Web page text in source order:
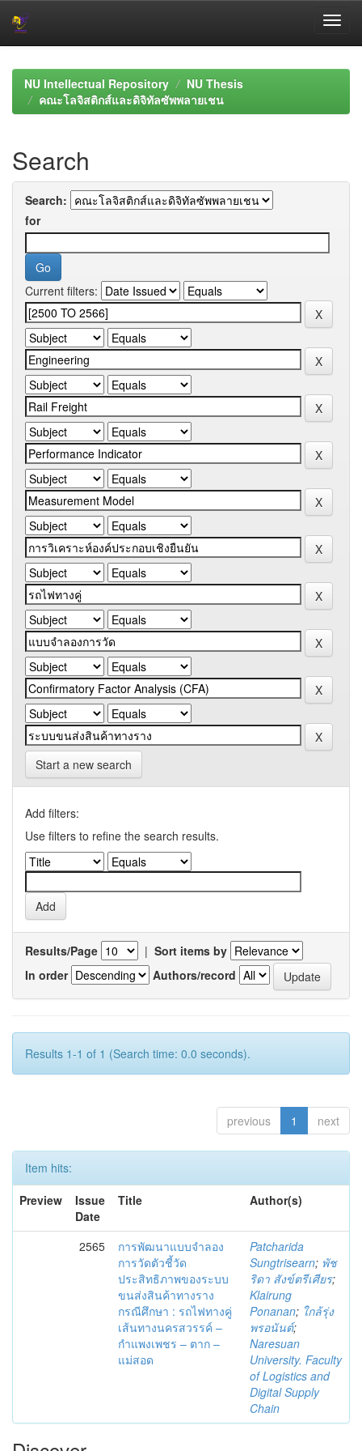
navigationNU Intellectual Repository
NU Thesis
คณะโลจิสติกส์และดิจิทัลซัพพลายเชน
Search
Search:
for
Current filters:
Start a new search
Add filters:
Use filters to refine the search results.
Results/Page | Sort items by
In order
Authors/record
Results 1-1 of 1 (Search time: 0.0 seconds).
previous 1 next
Item hits:
Preview
Issue
Date
Title Author(s)
2565
การพัฒนาแบบจำลอง
การวัดตัวชี้วัด
ประสิทธิภาพของระบบ
ขนส่งสินค้าทางราง
กรณีศึกษา : รถไฟทางคู่
เส้นทางนครสวรรค์ –
กำแพงเพชร – ตาก –
แม่สอด
Patcharida
Sungtrisearn; พัช
ริดา สังข์ตรีเศียร;
Klairung
Ponanan; ใกล้รุ่ง
พรอนันต์;
Naresuan
University. Faculty
of Logistics and
Digital Supply
Chain